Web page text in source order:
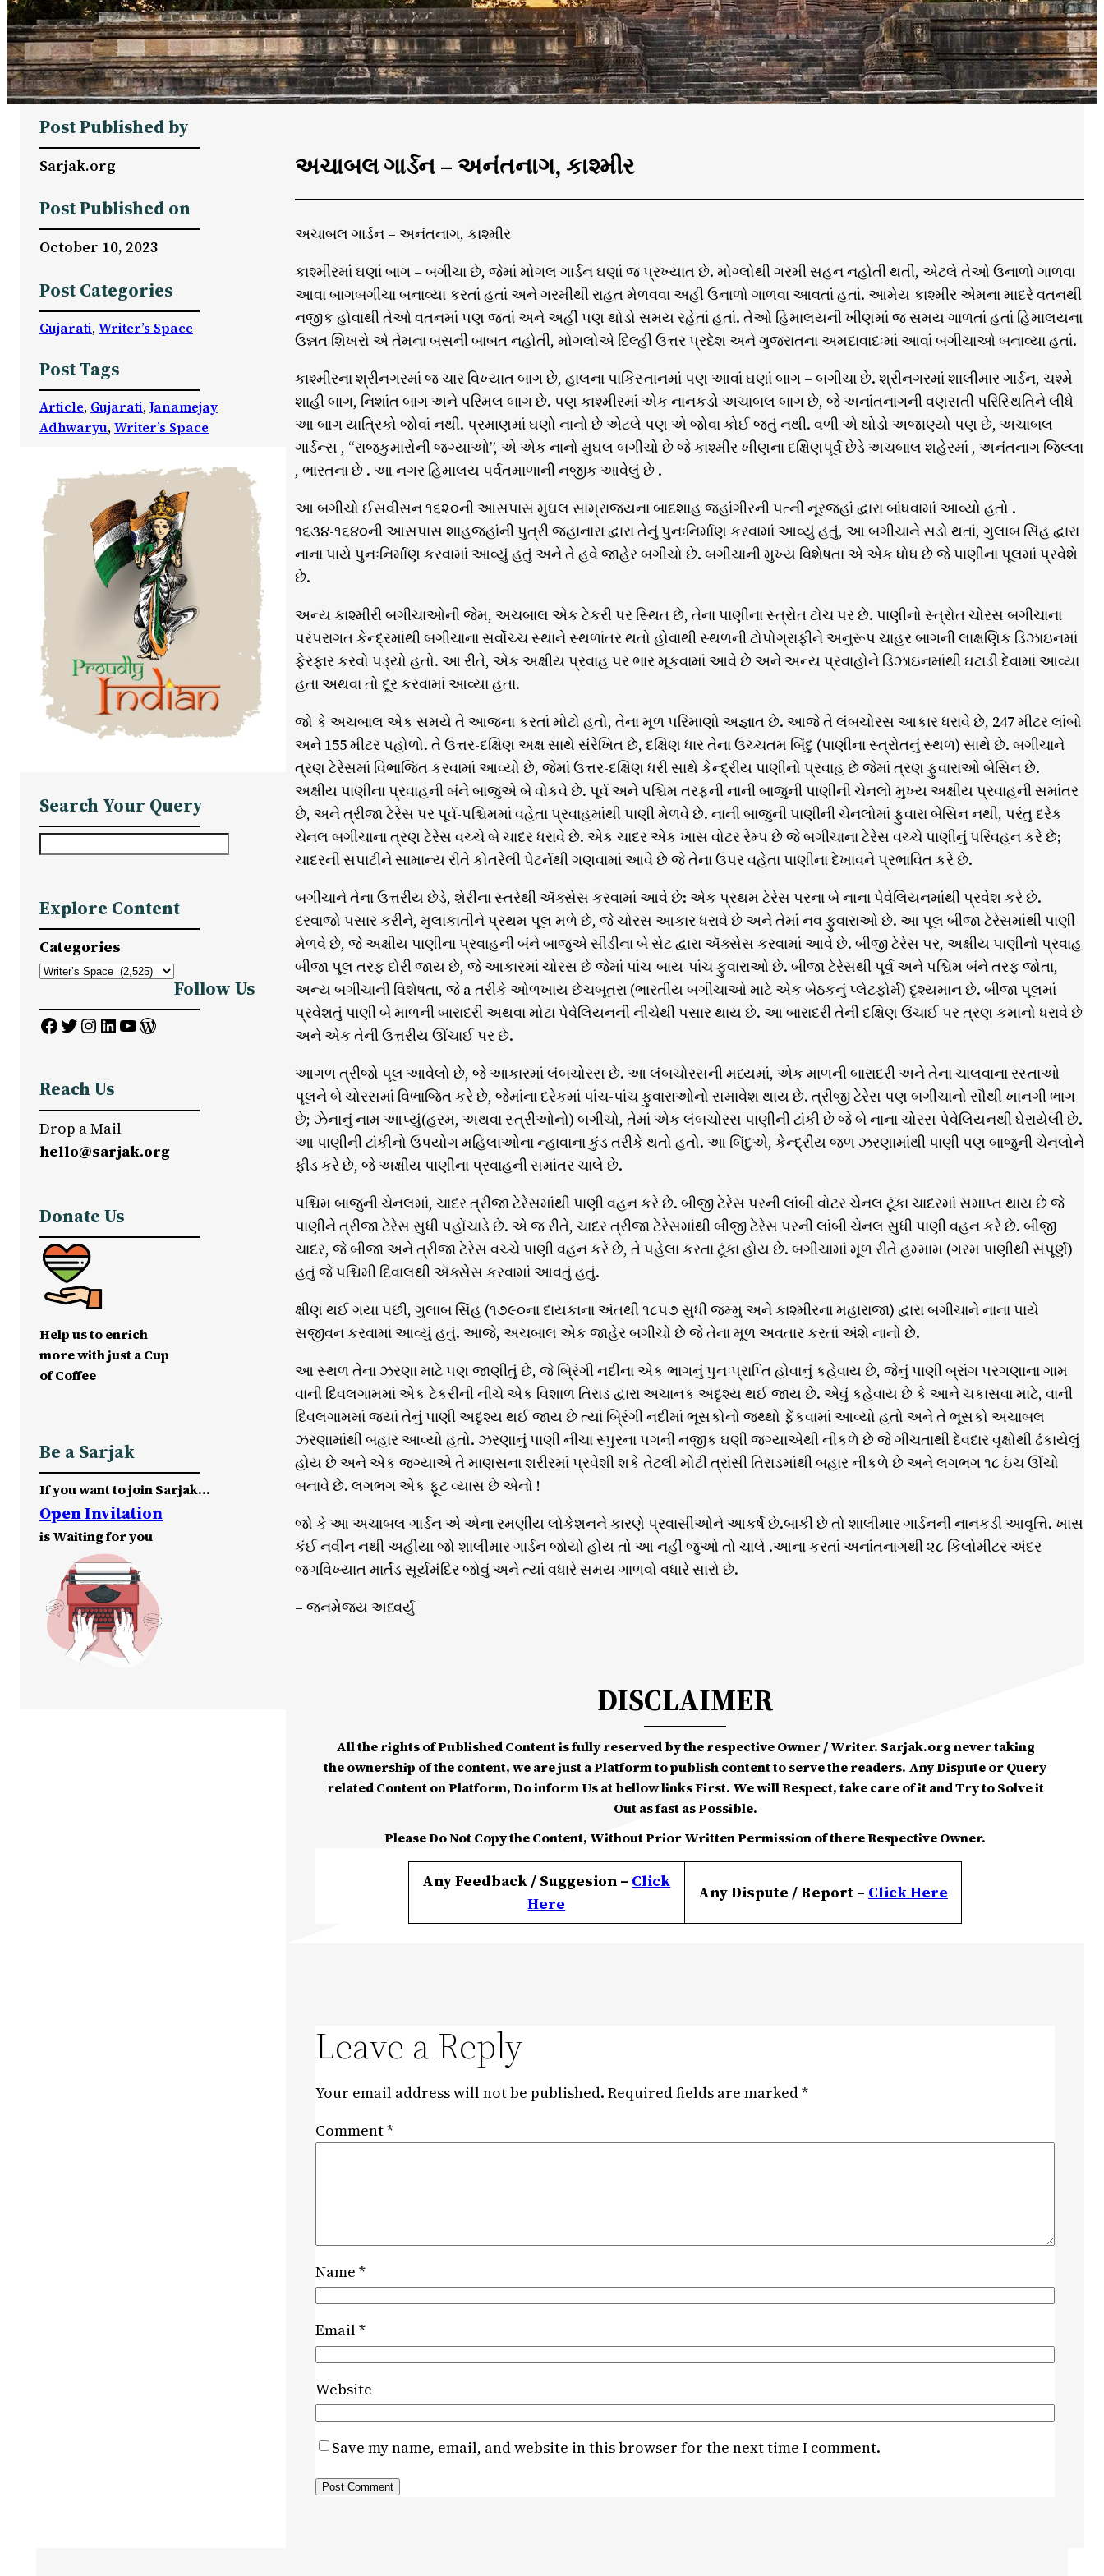
Post Published by
Sarjak.org
Post Published on
October 10, 2023
Post Categories
Gujarati, Writer’s Space
Post Tags
Article, Gujarati, Janamejay
Adhwaryu, Writer’s Space
Search Your Query
r
c
h
Explore Content
Categories
Follow Us
Facebook Twitter InstagramLinkedIn YouTube WordPress
Reach Us
Drop a Mail
hello@sarjak.org
Donate Us
Help us to enrich
more with just a Cup
of Coffee
Be a Sarjak
If you want to join Sarjak…
Open Invitation
is Waiting for you
અચાબલ ગાર્ડન – અનંતનાગ, કાશ્મીર
અચાબલ ગાર્ડન – અનંતનાગ, કાશ્મીર
કાશ્મીરમાં ઘણાં બાગ – બગીચા છે, જેમાં મોગલ ગાર્ડન ઘણાં જ પ્રખ્યાત છે. મોગ્લોથી ગરમી સહન નહોતી થતી, એટલે તેઓ ઉનાળો ગાળવા
આવા બાગબગીચા બનાવ્યા કરતાં હતાં અને ગરમીથી રાહત મેળવવા અહી ઉનાળો ગાળવા આવતાં હતાં. આમેય કાશ્મીર એમના માદરે વતનથી
નજીક હોવાથી તેઓ વતનમાં પણ જતાં અને અહીં પણ થોડો સમય રહેતાં હતાં. તેઓ હિમાલયની ખીણમાં જ સમય ગાળતાં હતાં હિમાલયના
ઉન્નત શિખરો એ તેમના બસની બાબત નહોતી, મોગલોએ દિલ્હી ઉત્તર પ્રદેશ અને ગુજરાતના અમદાવાદઃમાં આવાં બગીચાઓ બનાવ્યા હતાં.
કાશ્મીરના શ્રીનગરમાં જ ચાર વિખ્યાત બાગ છે, હાલના પાકિસ્તાનમાં પણ આવાં ઘણાં બાગ – બગીચા છે. શ્રીનગરમાં શાલીમાર ગાર્ડન, ચશ્મે
શાહી બાગ, નિશાંત બાગ અને પરિમલ બાગ છે. પણ કાશ્મીરમાં એક નાનકડો અચાબલ બાગ છે, જે અનાંતનાગની વણસતી પરિસ્થિતિને લીધે
આ બાગ યાત્રિકો જોવાં નથી. પ્રમાણમાં ઘણો નાનો છે એટલે પણ એ જોવા કોઈ જતું નથી. વળી એ થોડો અજાણ્યો પણ છે, અચાબલ
ગાર્ડન્સ , “રાજકુમારોની જગ્યાઓ”, એ એક નાનો મુઘલ બગીચો છે જે કાશ્મીર ખીણના દક્ષિણપૂર્વ છેડે અચબાલ શહેરમાં , અનંતનાગ જિલ્લા
, ભારતના છે . આ નગર હિમાલય પર્વતમાળાની નજીક આવેલું છે .
આ બગીચો ઈસવીસન ૧૬૨૦ની આસપાસ મુઘલ સામ્રાજ્યના બાદશાહ જહાંગીરની પત્ની નૂરજહાં દ્વારા બાંધવામાં આવ્યો હતો .
૧૬૩૪-૧૬૪૦ની આસપાસ શાહજહાંની પુત્રી જહાનારા દ્વારા તેનું પુનઃનિર્માણ કરવામાં આવ્યું હતું, આ બગીચાને સડો થતાં, ગુલાબ સિંહ દ્વારા
નાના પાયે પુનઃનિર્માણ કરવામાં આવ્યું હતું અને તે હવે જાહેર બગીચો છે. બગીચાની મુખ્ય વિશેષતા એ એક ધોધ છે જે પાણીના પૂલમાં પ્રવેશે
છે.
અન્ય કાશ્મીરી બગીચાઓની જેમ, અચબાલ એક ટેકરી પર સ્થિત છે, તેના પાણીના સ્ત્રોત ટોચ પર છે. પાણીનો સ્ત્રોત ચોરસ બગીચાના
પરંપરાગત કેન્દ્રમાંથી બગીચાના સર્વોચ્ચ સ્થાને સ્થળાંતર થતો હોવાથી સ્થળની ટોપોગ્રાફીને અનુરૂપ ચાહર બાગની લાક્ષણિક ડિઝાઇનમાં
ફેરફાર કરવો પડ્યો હતો. આ રીતે, એક અક્ષીય પ્રવાહ પર ભાર મૂકવામાં આવે છે અને અન્ય પ્રવાહોને ડિઝાઇનમાંથી ઘટાડી દેવામાં આવ્યા
હતા અથવા તો દૂર કરવામાં આવ્યા હતા.
જો કે અચબાલ એક સમયે તે આજના કરતાં મોટો હતો, તેના મૂળ પરિમાણો અજ્ઞાત છે. આજે તે લંબચોરસ આકાર ધરાવે છે, 247 મીટર લાંબો
અને 155 મીટર પહોળો. તે ઉત્તર-દક્ષિણ અક્ષ સાથે સંરેખિત છે, દક્ષિણ ધાર તેના ઉચ્ચતમ બિંદુ (પાણીના સ્ત્રોતનું સ્થળ) સાથે છે. બગીચાને
ત્રણ ટેરેસમાં વિભાજિત કરવામાં આવ્યો છે, જેમાં ઉત્તર-દક્ષિણ ધરી સાથે કેન્દ્રીય પાણીનો પ્રવાહ છે જેમાં ત્રણ ફુવારાઓ બેસિન છે.
અક્ષીય પાણીના પ્રવાહની બંને બાજુએ બે વોકવે છે. પૂર્વ અને પશ્ચિમ તરફની નાની બાજુની પાણીની ચેનલો મુખ્ય અક્ષીય પ્રવાહની સમાંતર
છે, અને ત્રીજા ટેરેસ પર પૂર્વ-પશ્ચિમમાં વહેતા પ્રવાહમાંથી પાણી મેળવે છે. નાની બાજુની પાણીની ચેનલોમાં ફુવારા બેસિન નથી, પરંતુ દરેક
ચેનલ બગીચાના ત્રણ ટેરેસ વચ્ચે બે ચાદર ધરાવે છે. એક ચાદર એક ખાસ વોટર રેમ્પ છે જે બગીચાના ટેરેસ વચ્ચે પાણીનું પરિવહન કરે છે;
ચાદરની સપાટીને સામાન્ય રીતે કોતરેલી પેટર્નથી ગણવામાં આવે છે જે તેના ઉપર વહેતા પાણીના દેખાવને પ્રભાવિત કરે છે.
બગીચાને તેના ઉત્તરીય છેડે, શેરીના સ્તરેથી ઍક્સેસ કરવામાં આવે છે: એક પ્રથમ ટેરેસ પરના બે નાના પેવેલિયનમાંથી પ્રવેશ કરે છે.
દરવાજો પસાર કરીને, મુલાકાતીને પ્રથમ પૂલ મળે છે, જે ચોરસ આકાર ધરાવે છે અને તેમાં નવ ફુવારાઓ છે. આ પૂલ બીજા ટેરેસમાંથી પાણી
મેળવે છે, જે અક્ષીય પાણીના પ્રવાહની બંને બાજુએ સીડીના બે સેટ દ્વારા ઍક્સેસ કરવામાં આવે છે. બીજી ટેરેસ પર, અક્ષીય પાણીનો પ્રવાહ
બીજા પૂલ તરફ દોરી જાય છે, જે આકારમાં ચોરસ છે જેમાં પાંચ-બાય-પાંચ ફુવારાઓ છે. બીજા ટેરેસથી પૂર્વ અને પશ્ચિમ બંને તરફ જોતા,
અન્ય બગીચાની વિશેષતા, જે a તરીકે ઓળખાય છેચબૂતરા (ભારતીય બગીચાઓ માટે એક બેઠકનું પ્લેટફોર્મ) દૃશ્યમાન છે. બીજા પૂલમાં
પ્રવેશતું પાણી બે માળની બારાદરી અથવા મોટા પેવેલિયનની નીચેથી પસાર થાય છે. આ બારાદરી તેની દક્ષિણ ઉંચાઈ પર ત્રણ કમાનો ધરાવે છે
અને એક તેની ઉત્તરીય ઊંચાઈ પર છે.
આગળ ત્રીજો પૂલ આવેલો છે, જે આકારમાં લંબચોરસ છે. આ લંબચોરસની મધ્યમાં, એક માળની બારાદરી અને તેના ચાલવાના રસ્તાઓ
પૂલને બે ચોરસમાં વિભાજિત કરે છે, જેમાંના દરેકમાં પાંચ-પાંચ ફુવારાઓનો સમાવેશ થાય છે. ત્રીજી ટેરેસ પણ બગીચાનો સૌથી ખાનગી ભાગ
છે; ઝેનાનું નામ આપ્યું(હરમ, અથવા સ્ત્રીઓનો) બગીચો, તેમાં એક લંબચોરસ પાણીની ટાંકી છે જે બે નાના ચોરસ પેવેલિયનથી ઘેરાયેલી છે.
આ પાણીની ટાંકીનો ઉપયોગ મહિલાઓના ન્હાવાના કુંડ તરીકે થતો હતો. આ બિંદુએ, કેન્દ્રીય જળ ઝરણામાંથી પાણી પણ બાજુની ચેનલોને
ફીડ કરે છે, જે અક્ષીય પાણીના પ્રવાહની સમાંતર ચાલે છે.
પશ્ચિમ બાજુની ચેનલમાં, ચાદર ત્રીજા ટેરેસમાંથી પાણી વહન કરે છે. બીજી ટેરેસ પરની લાંબી વોટર ચેનલ ટૂંકા ચાદરમાં સમાપ્ત થાય છે જે
પાણીને ત્રીજા ટેરેસ સુધી પહોંચાડે છે. એ જ રીતે, ચાદર ત્રીજા ટેરેસમાંથી બીજી ટેરેસ પરની લાંબી ચેનલ સુધી પાણી વહન કરે છે. બીજી
ચાદર, જે બીજા અને ત્રીજા ટેરેસ વચ્ચે પાણી વહન કરે છે, તે પહેલા કરતા ટૂંકા હોય છે. બગીચામાં મૂળ રીતે હમ્મામ (ગરમ પાણીથી સંપૂર્ણ)
હતું જે પશ્ચિમી દિવાલથી ઍક્સેસ કરવામાં આવતું હતું.
ક્ષીણ થઈ ગયા પછી, ગુલાબ સિંહ (૧૭૯૦ના દાયકાના અંતથી ૧૮૫૭ સુધી જમ્મુ અને કાશ્મીરના મહારાજા) દ્વારા બગીચાને નાના પાયે
સજીવન કરવામાં આવ્યું હતું. આજે, અચબાલ એક જાહેર બગીચો છે જે તેના મૂળ અવતાર કરતાં અંશે નાનો છે.
આ સ્થળ તેના ઝરણા માટે પણ જાણીતું છે, જે બ્રિંગી નદીના એક ભાગનું પુનઃપ્રાપ્તિ હોવાનું કહેવાય છે, જેનું પાણી બ્રાંગ પરગણાના ગામ
વાની દિવલગામમાં એક ટેકરીની નીચે એક વિશાળ તિરાડ દ્વારા અચાનક અદૃશ્ય થઈ જાય છે. એવું કહેવાય છે કે આને ચકાસવા માટે, વાની
દિવલગામમાં જ્યાં તેનું પાણી અદૃશ્ય થઈ જાય છે ત્યાં બ્રિંગી નદીમાં ભૂસકોનો જથ્થો ફેંકવામાં આવ્યો હતો અને તે ભૂસકો અચાબલ
ઝરણામાંથી બહાર આવ્યો હતો. ઝરણાનું પાણી નીચા સ્પુરના પગની નજીક ઘણી જગ્યાએથી નીકળે છે જે ગીચતાથી દેવદાર વૃક્ષોથી ઢંકાયેલું
હોય છે અને એક જગ્યાએ તે માણસના શરીરમાં પ્રવેશી શકે તેટલી મોટી ત્રાંસી તિરાડમાંથી બહાર નીકળે છે અને લગભગ ૧૮ ઇંચ ઊંચો
બનાવે છે. લગભગ એક ફૂટ વ્યાસ છે એનો !
જો કે આ અચાબલ ગાર્ડન એ એના રમણીય લોકેશનને કારણે પ્રવાસીઓને આકર્ષે છે.બાકી છે તો શાલીમાર ગાર્ડનની નાનકડી આવૃત્તિ. ખાસ
કંઈ નવીન નથી અહીંયા જો શાલીમાર ગાર્ડન જોયો હોય તો આ નહીં જુઓ તો ચાલે .આના કરતાં અનાંતનાગથી ૨૮ કિલોમીટર અંદર
જગવિખ્યાત માર્તંડ સૂર્યમંદિર જોવું અને ત્યાં વધારે સમય ગાળવો વધારે સારો છે.
– જનમેજય અધ્વર્યુ
DISCLAIMER
All the rights of Published Content is fully reserved by the respective Owner / Writer. Sarjak.org never taking
the ownership of the content, we are just a Platform to publish content to serve the readers. Any Dispute or Query
related Content on Platform, Do inform Us at bellow links First. We will Respect, take care of it and Try to Solve it
Out as fast as Possible.
Please Do Not Copy the Content, Without Prior Written Permission of there Respective Owner.
Any Feedback / Suggesion – Click
Here
Any Dispute / Report – ClickHere
Leave a Reply
Your email address will not be published. Required fields are marked*
Comment*
Name *
Email*
Website
Save my name, email, and website in this browser for the next time I comment.